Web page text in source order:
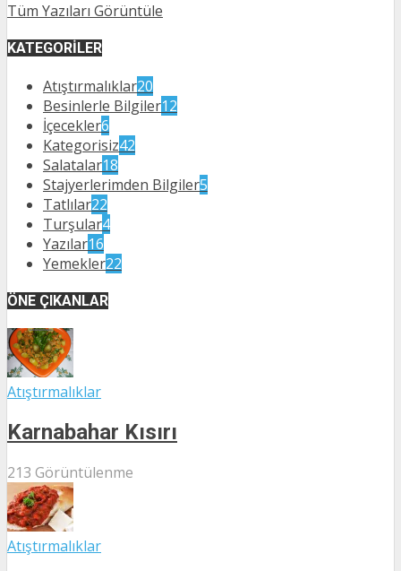
Tüm Yazıları Görüntüle
KATEGORILER
Atıştırmalıklar20
Besinlerle Bilgiler12
İçecekler6
Kategorisiz42
Salatalar18
Stajyerlerimden Bilgiler5
Tatlılar22
Turşular4
Yazılar16
Yemekler22
ÖNE ÇIKANLAR
Atıştırmalıklar
Karnabahar Kısırı
213 Görüntülenme
Atıştırmalıklar